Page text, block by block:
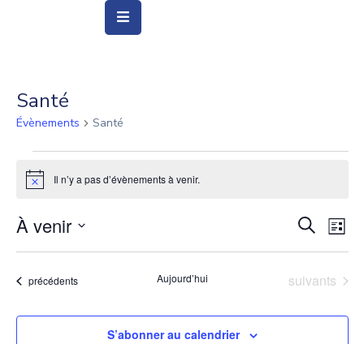
Municipale
Ville
Quotidienne
Social
&
Santé
Évènements Santé
Notice Il n’y a pas d’évènements à venir.
et
de
Recherche
de
Liste
À venir
Sélectionnez
date.
Évènements
précédents Aujourd’hui Évènements
suivants
S’abonner au calendrier